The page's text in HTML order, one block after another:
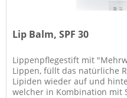
Lip Balm, SPF 30
Lippenpflegestift mit
Lippen, füllt das natürliche
Lipiden wieder auf und
welcher in Kombination mit